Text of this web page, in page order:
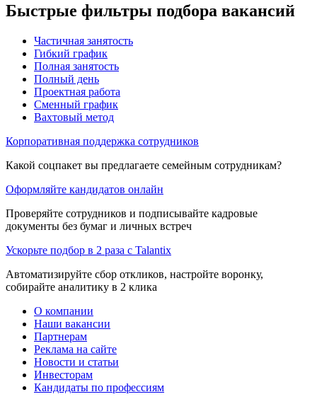
Быстрые фильтры подбора вакансий
Частичная занятость
Гибкий график
Полная занятость
Полный день
Проектная работа
Сменный график
Вахтовый метод
Корпоративная поддержка сотрудников
Какой соцпакет вы предлагаете семейным сотрудникам?
Оформляйте кандидатов онлайн
Проверяйте сотрудников и подписывайте кадровые
документы без бумаг и личных встреч
Ускорьте подбор в 2 раза с Talantix
Автоматизируйте сбор откликов, настройте воронку,
собирайте аналитику в 2 клика
О компании
Наши вакансии
Партнерам
Реклама на сайте
Новости и статьи
Инвесторам
Кандидаты по профессиям